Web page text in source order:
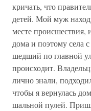
кричать, что
детей. Мой муж
месте происшествия,
дома и поэтому села
шедший по главной
происходит.
лично знали,
чтобы я вернулась
шальной пулей.